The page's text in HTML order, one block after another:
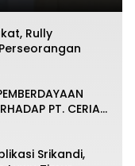
Rully
PT. CERIA
Srikandi,